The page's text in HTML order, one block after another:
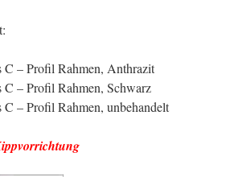
C – Profil Rahmen, Anthrazit
C – Profil Rahmen, Schwarz
C – Profil Rahmen, unbehandelt